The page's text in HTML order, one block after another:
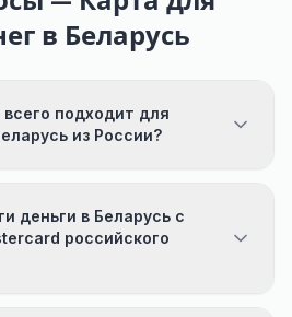
в Беларусь
подходит для
из России?
деньги в Беларусь с
российского